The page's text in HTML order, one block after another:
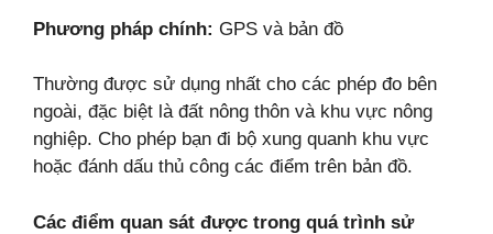
Phương pháp chính: GPS và bản đồ
Thường được sử dụng nhất cho các phép đo bên
ngoài, đặc biệt là đất nông thôn và khu vực nông
nghiệp. Cho phép bạn đi bộ xung quanh khu vực
hoặc đánh dấu thủ công các điểm trên bản đồ.
Các điểm quan sát được trong quá trình sử